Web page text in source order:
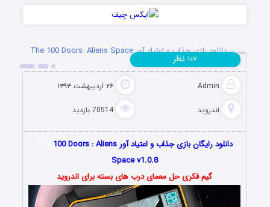
دانلود بازی جذاب و اعتیاد آور The 100 Doors: Aliens Space
v1.0.8
Admin ۲۶ اردیبهشت ۱۳۹۳
اندروید 70514 بازدید
۱۰۷ نظر
دانلود رایگان بازی جذاب و اعتیاد آور100 Doors : Aliens
Space v1.0.8
گیم فکری حل معمای درب های بسته برای اندروید